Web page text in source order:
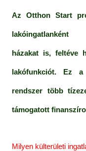
Az Otthon Start
lakóingatlanként
házakat is, feltéve
lakófunkciót. Ez a
rendszer több
támogatott
Milyen külterületi